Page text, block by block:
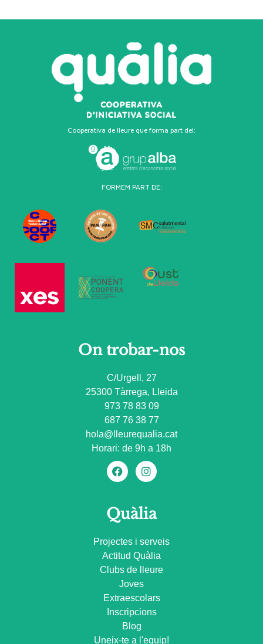
Cooperativa de lleure que forma part del:
FORMEM PART DE:
On trobar-nos
C/Urgell, 27
25300 Tàrrega, Lleida
973 78 83 09
687 76 38 77
hola@lleurequalia.cat
Horari: de 9h a 18h
Quàlia
Projectes i serveis
Actitud Quàlia
Clubs de lleure
Joves
Extraescolars
Inscripcions
Blog
Uneix-te a l'equip!